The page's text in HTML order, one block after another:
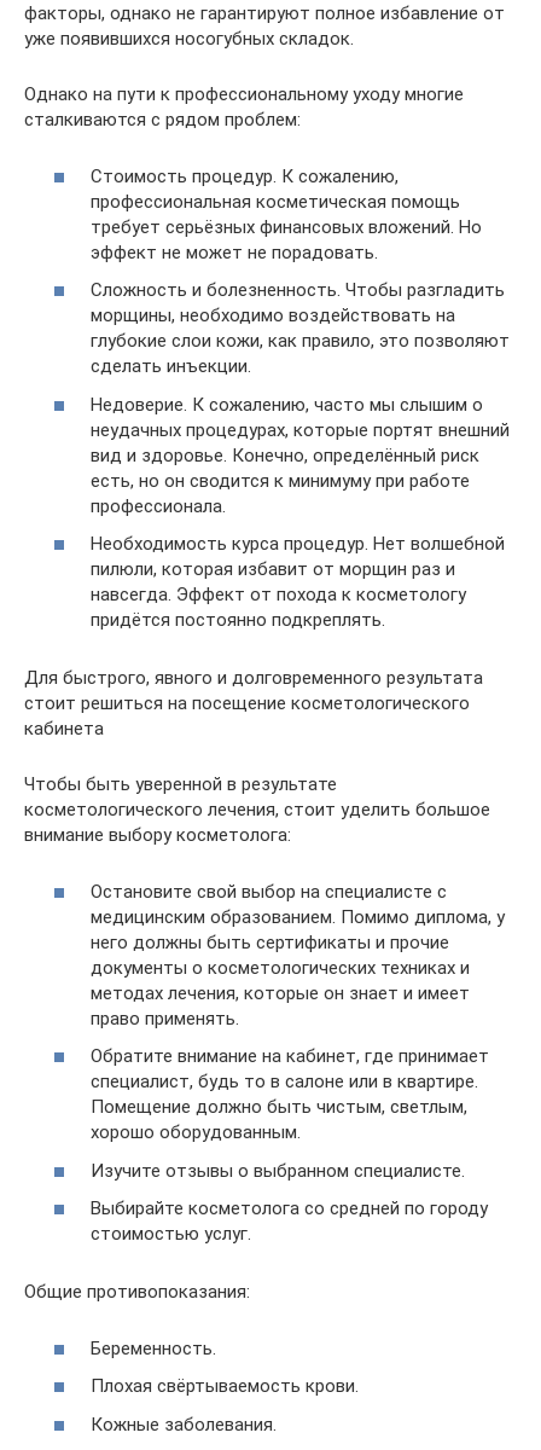
факторы, однако не гарантируют полное избавление от
уже появившихся носогубных складок.
Однако на пути к профессиональному уходу многие
сталкиваются с рядом проблем:
Стоимость процедур. К сожалению,
профессиональная косметическая помощь
требует серьёзных финансовых вложений. Но
эффект не может не порадовать.
Сложность и болезненность. Чтобы разгладить
морщины, необходимо воздействовать на
глубокие слои кожи, как правило, это позволяют
сделать инъекции.
Недоверие. К сожалению, часто мы слышим о
неудачных процедурах, которые портят внешний
вид и здоровье. Конечно, определённый риск
есть, но он сводится к минимуму при работе
профессионала.
Необходимость курса процедур. Нет волшебной
пилюли, которая избавит от морщин раз и
навсегда. Эффект от похода к косметологу
придётся постоянно подкреплять.
Для быстрого, явного и долговременного результата
стоит решиться на посещение косметологического
кабинета
Чтобы быть уверенной в результате
косметологического лечения, стоит уделить большое
внимание выбору косметолога:
Остановите свой выбор на специалисте с
медицинским образованием. Помимо диплома, у
него должны быть сертификаты и прочие
документы о косметологических техниках и
методах лечения, которые он знает и имеет
право применять.
Обратите внимание на кабинет, где принимает
специалист, будь то в салоне или в квартире.
Помещение должно быть чистым, светлым,
хорошо оборудованным.
Изучите отзывы о выбранном специалисте.
Выбирайте косметолога со средней по городу
стоимостью услуг.
Общие противопоказания:
Беременность.
Плохая свёртываемость крови.
Кожные заболевания.